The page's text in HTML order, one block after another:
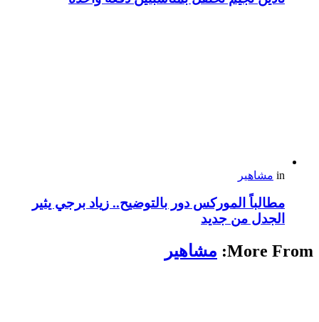
in مشاهير
مطالباً الموركس دور بالتوضيح.. زياد برجي يثير
الجدل من جديد
More From: مشاهير